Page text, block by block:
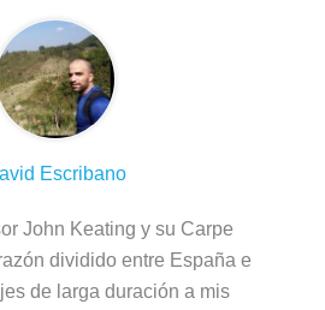
Escribano
John Keating y su Carpe
dividido entre España e
de larga duración a mis